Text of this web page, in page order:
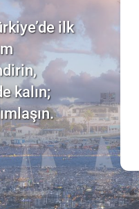
ilk
kalın;